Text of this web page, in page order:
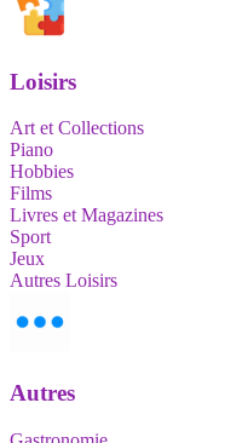
Loisirs
Art et Collections
Piano
Hobbies
Films
Livres et Magazines
Sport
Jeux
Autres Loisirs
Autres